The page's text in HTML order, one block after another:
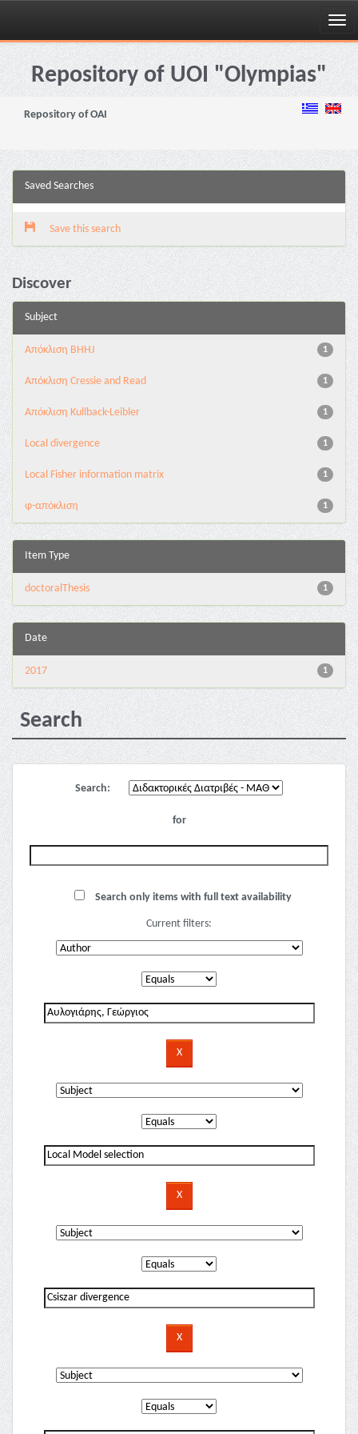
Skip
navigationRepository of UOI "Olympias"
Repository of OAI
Saved Searches
Save this search
Discover
Subject
1
Aπόκλιση BHHJ
1
Aπόκλιση Cressie and Read
1
Aπόκλιση Kullback-Leibler
1
Local divergence
1
Local Fisher information matrix
1
φ-απόκλιση
Item Type
1
doctoralThesis
Date
1
2017
Search
Search:
for
Search only items with full text availability
Current filters: